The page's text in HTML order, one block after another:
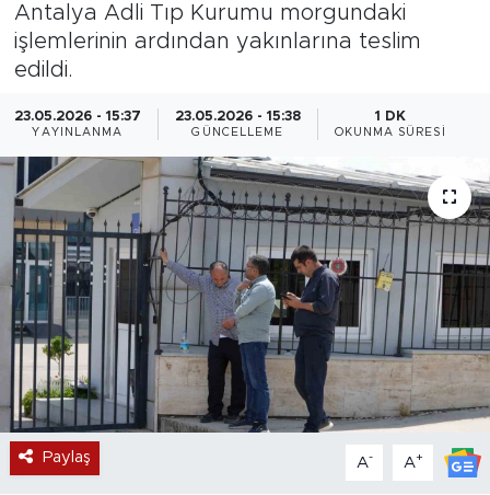
Antalya Adli Tıp Kurumu morgundaki
işlemlerinin ardından yakınlarına teslim
edildi.
23.05.2026 - 15:37
YAYINLANMA
23.05.2026 - 15:38
GÜNCELLEME
1 DK
OKUNMA SÜRESI
Paylaş A- A+
Özel Haber
Politika
Resmi İlanlar
Sağlık
Spor
Turizm